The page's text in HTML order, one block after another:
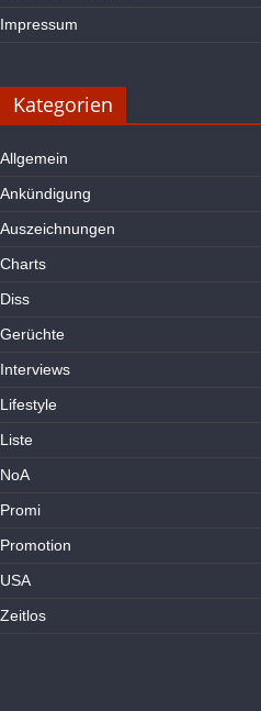
Impressum
Kategorien
Allgemein
Ankündigung
Auszeichnungen
Charts
Diss
Gerüchte
Interviews
Lifestyle
Liste
NoA
Promi
Promotion
USA
Zeitlos